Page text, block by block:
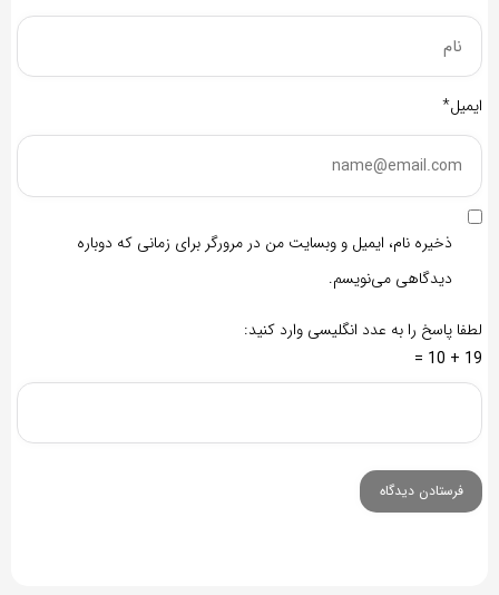
ایمیل*
ذخیره نام، ایمیل و وبسایت من در مرورگر برای زمانی که دوباره
دیدگاهی می‌نویسم.
لطفا پاسخ را به عدد انگلیسی وارد کنید:
19 + 10 =